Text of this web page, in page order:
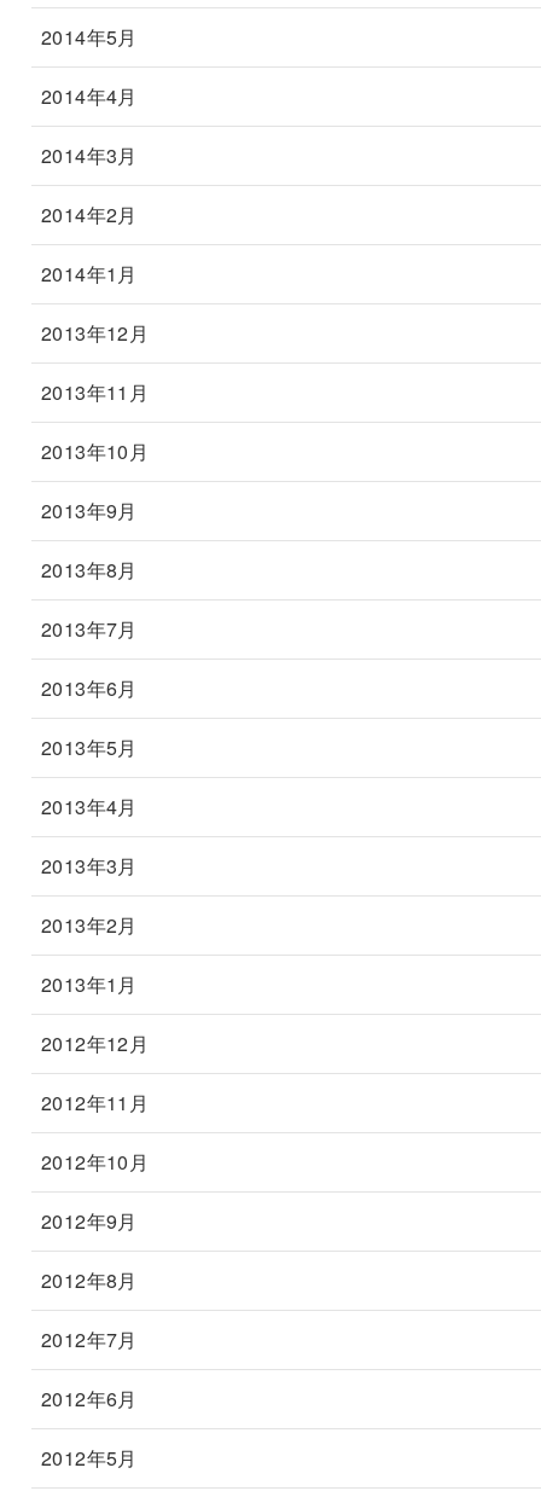
2014年5月
2014年4月
2014年3月
2014年2月
2014年1月
2013年12月
2013年11月
2013年10月
2013年9月
2013年8月
2013年7月
2013年6月
2013年5月
2013年4月
2013年3月
2013年2月
2013年1月
2012年12月
2012年11月
2012年10月
2012年9月
2012年8月
2012年7月
2012年6月
2012年5月